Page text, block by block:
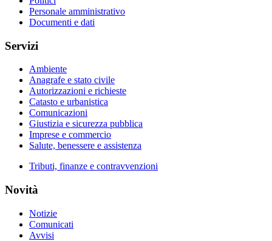
Personale amministrativo
Documenti e dati
Servizi
Ambiente
Anagrafe e stato civile
Autorizzazioni e richieste
Catasto e urbanistica
Comunicazioni
Giustizia e sicurezza pubblica
Imprese e commercio
Salute, benessere e assistenza
Tributi, finanze e contravvenzioni
Novità
Notizie
Comunicati
Avvisi